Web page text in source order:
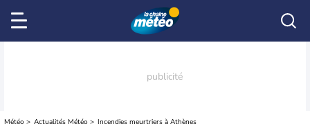
Météo Actualités Météo Incendies meurtriers à Athènes